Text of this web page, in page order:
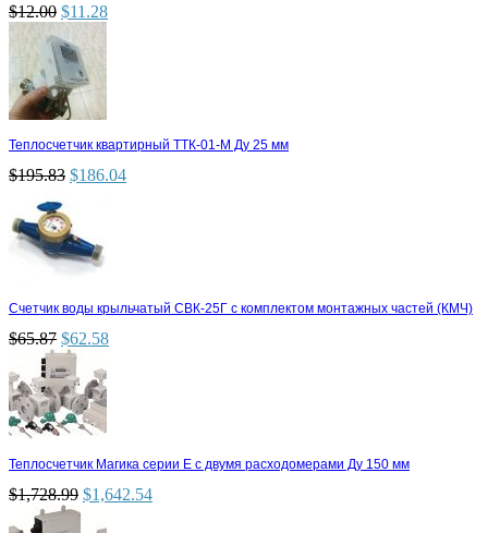
$12.00 $11.28
Теплосчетчик квартирный ТТК-01-М Ду 25 мм
$195.83 $186.04
Счетчик воды крыльчатый СВК-25Г с комплектом монтажных частей (КМЧ)
$65.87 $62.58
Теплосчетчик Магика серии Е с двумя расходомерами Ду 150 мм
$1,728.99 $1,642.54